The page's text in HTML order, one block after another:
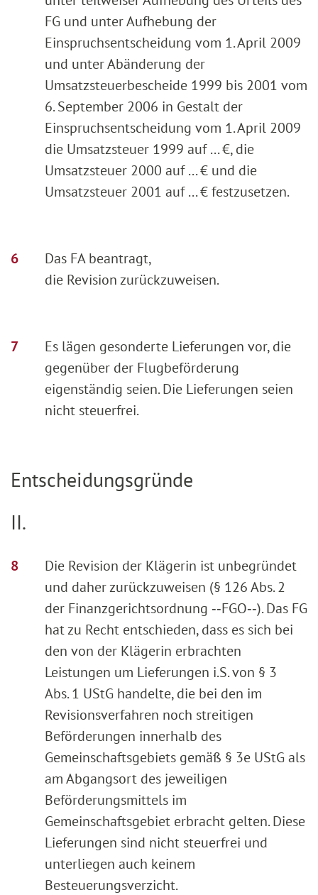
FG und unter Aufhebung der
Einspruchsentscheidung vom 1. April 2009
und unter Abänderung der
Umsatzsteuerbescheide 1999 bis 2001 vom
6. September 2006 in Gestalt der
Einspruchsentscheidung vom 1. April 2009
die Umsatzsteuer 1999 auf ... €, die
Umsatzsteuer 2000 auf ... € und die
Umsatzsteuer 2001 auf ... € festzusetzen.
Das FA beantragt,
die Revision zurückzuweisen.
Es lägen gesonderte Lieferungen vor, die
gegenüber der Flugbeförderung
eigenständig seien. Die Lieferungen seien
nicht steuerfrei.
Entscheidungsgründe
II.
Die Revision der Klägerin ist unbegründet
und daher zurückzuweisen (§ 126 Abs. 2
der Finanzgerichtsordnung ‑‑FGO‑‑). Das FG
hat zu Recht entschieden, dass es sich bei
den von der Klägerin erbrachten
Leistungen um Lieferungen i.S. von § 3
Abs. 1 UStG handelte, die bei den im
Revisionsverfahren noch streitigen
Beförderungen innerhalb des
Gemeinschaftsgebiets gemäß § 3e UStG als
am Abgangsort des jeweiligen
Beförderungsmittels im
Gemeinschaftsgebiet erbracht gelten. Diese
Lieferungen sind nicht steuerfrei und
unterliegen auch keinem
Besteuerungsverzicht.